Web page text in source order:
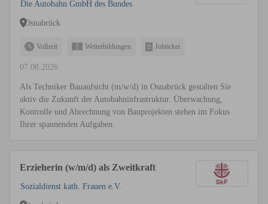
Die Autobahn GmbH des Bundes
Osnabrück
Vollzeit Weiterbildungen Jobticket
07.08.2026
Als Techniker Bauaufsicht (m/w/d) in Osnabrück gestalten Sie
aktiv die Zukunft der Autobahninfrastruktur. Überwachung,
Kontrolle und Abrechnung von Bauprojekten stehen im Fokus
Ihrer spannenden Aufgaben.
Erzieherin (w/m/d) als Zweitkraft
Sozialdienst kath. Frauen e.V.